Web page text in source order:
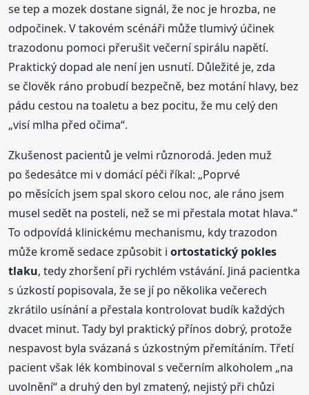
se tep a mozek dostane signál, že noc je hrozba, ne
odpočinek. V takovém scénáři může tlumivý účinek
trazodonu pomoci přerušit večerní spirálu napětí.
Praktický dopad ale není jen usnutí. Důležité je, zda
se člověk ráno probudí bezpečně, bez motání hlavy, bez
pádu cestou na toaletu a bez pocitu, že mu celý den
„visí mlha před očima“.
Zkušenost pacientů je velmi různorodá. Jeden muž
po šedesátce mi v domácí péči říkal: „Poprvé
po měsících jsem spal skoro celou noc, ale ráno jsem
musel sedět na posteli, než se mi přestala motat hlava.“
To odpovídá klinickému mechanismu, kdy trazodon
může kromě sedace způsobit iortostatický pokles
tlaku, tedy zhoršení při rychlém vstávání. Jiná pacientka
s úzkostí popisovala, že se jí po několika večerech
zkrátilo usínání a přestala kontrolovat budík každých
dvacet minut. Tady byl praktický přínos dobrý, protože
nespavost byla svázaná s úzkostným přemítáním. Třetí
pacient však lék kombinoval s večerním alkoholem „na
uvolnění“ a druhý den byl zmatený, nejistý při chůzi